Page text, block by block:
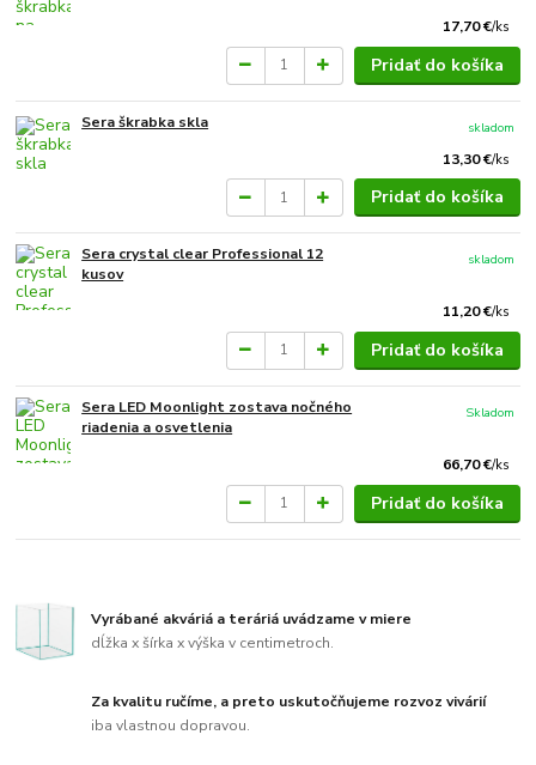
17,70 €/ks
Pridať do košíka
Sera škrabka skla
13,30 €/ks
skladom
Pridať do košíka
Sera crystal clear Professional 12
kusov
11,20 €/ks
skladom
Pridať do košíka
Sera LED Moonlight zostava nočného
riadenia a osvetlenia
66,70 €/ks
Skladom
Pridať do košíka
Vyrábané akváriá a teráriá uvádzame v miere
dĺžka x šírka x výška v centimetroch.
Za kvalitu ručíme, a preto uskutočňujeme rozvoz vivárií
iba vlastnou dopravou.